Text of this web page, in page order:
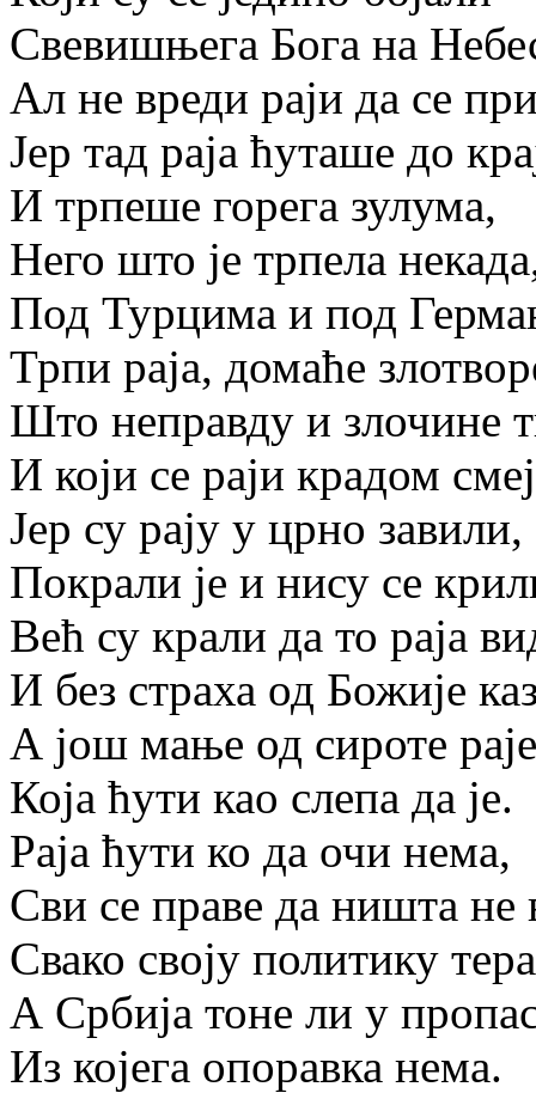
Свевишњега Бога на
Ал не вреди раји да се
Јер тад раја ћуташе до
И трпеше горега зулума,
Него што је трпела
Под Турцима и под
Трпи раја, домаће
Што неправду и злочине
И који се раји крадом
Јер су рају у црно завили,
Покрали је и нису се
Већ су крали да то раја
И без страха од Божије
А још мање од сироте
Која ћути као слепа да је.
Раја ћути ко да очи нема,
Сви се праве да ништа не
Свако своју политику
А Србија тоне ли у
Из којега опоравка нема.